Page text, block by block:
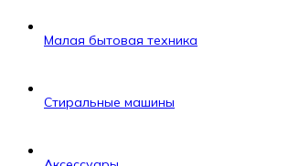
Малая бытовая техника
Стиральные машины